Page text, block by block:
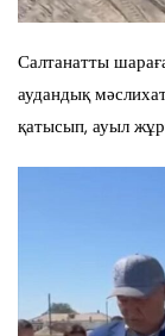
Салтанатты
аудандық
қатысып, ауыл